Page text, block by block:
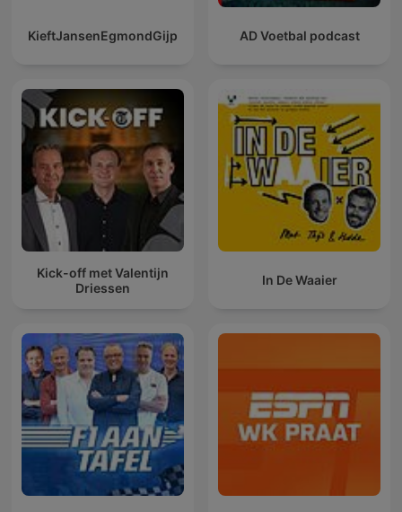
KieftJansenEgmondGijp AD Voetbal podcast
Kick-off met Valentijn
Driessen
In De Waaier